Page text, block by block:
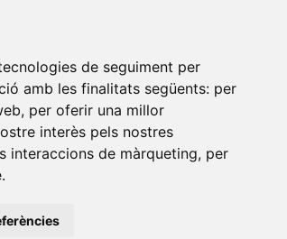
de seguiment per
amb les finalitats següents: per
, per oferir una millor
interès pels nostres
interaccions de màrqueting, per
.